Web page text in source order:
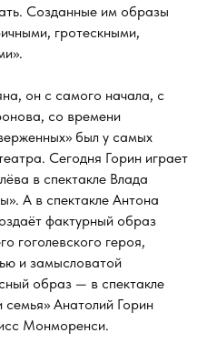
Созданные им образы
гротескными,
он с самого начала, с
со времени
был у самых
Сегодня Горин играет
в спектакле Влада
А в спектакле Антона
фактурный образ
гоголевского героя,
и замысловатой
образ — в спектакле
Анатолий Горин
Монморенси.